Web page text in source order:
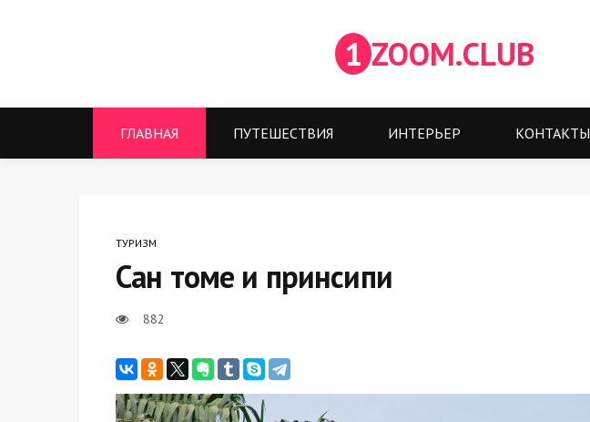
1 ZOOM.CLUB
ГЛАВНАЯ ПУТЕШЕСТВИЯ ИНТЕРЬЕР КОНТАКТЫ
ТУРИЗМ
Сан томе и принсипи
882